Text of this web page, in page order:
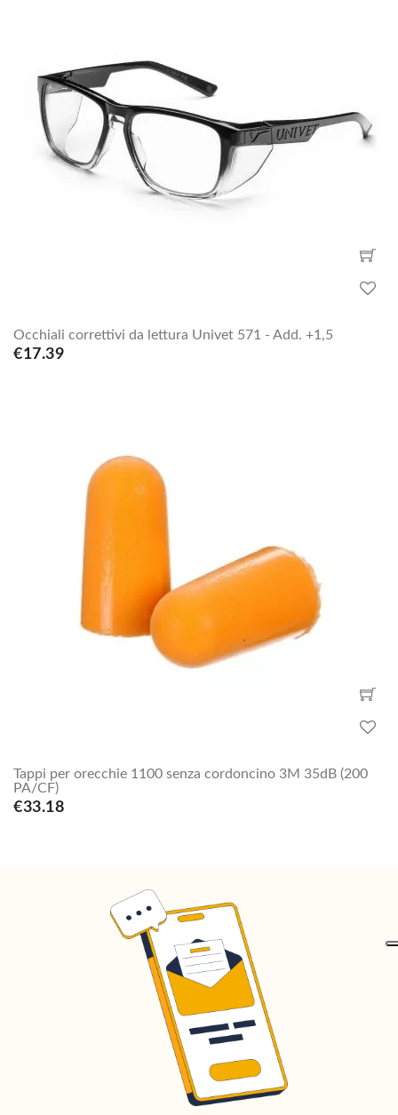
Occhiali correttivi da lettura Univet 571 - Add. +1,5
€17.39
Tappi per orecchie 1100 senza cordoncino 3M 35dB (200
PA/CF)
€33.18